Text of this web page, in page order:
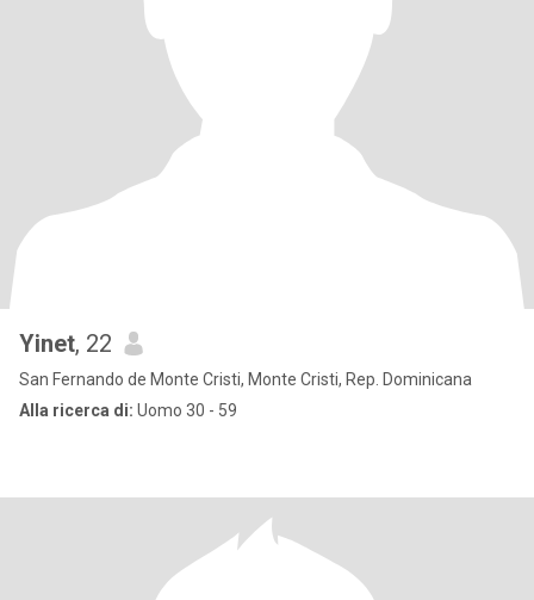
Yinet, 22
San Fernando de Monte Cristi, Monte Cristi, Rep. Dominicana
Alla ricerca di: Uomo 30 - 59